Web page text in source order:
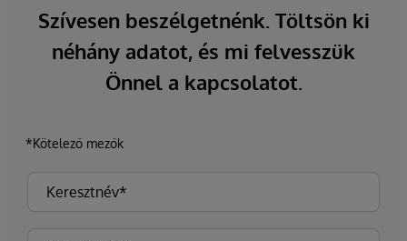
Szívesen beszélgetnénk. Töltsön ki
néhány adatot, és mi felvesszük
Önnel a kapcsolatot.
*Kötelező mezők